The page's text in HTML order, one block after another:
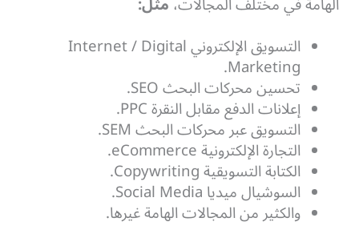
التسويق الإلكتروني Internet / Digital
Marketing.
تحسين محركات البحث SEO.
إعلانات الدفع مقابل النقرة PPC.
التسويق عبر محركات البحث SEM.
التجارة الإلكترونية eCommerce.
الكتابة التسويقية Copywriting.
السوشيال ميديا Social Media.
والكثير من المجالات الهامة غيرها.